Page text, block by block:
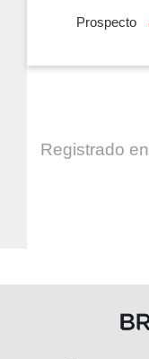
Prospecto
Registrado en